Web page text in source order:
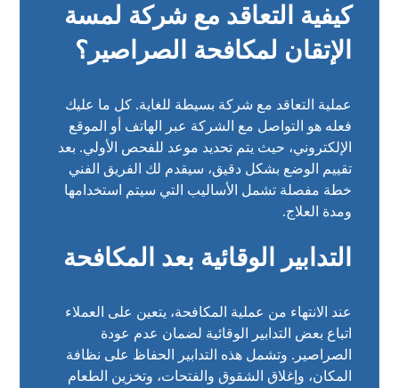
كيفية التعاقد مع شركة لمسة
الإتقان لمكافحة الصراصير؟
عملية التعاقد مع شركة بسيطة للغاية. كل ما عليك
فعله هو التواصل مع الشركة عبر الهاتف أو الموقع
الإلكتروني، حيث يتم تحديد موعد للفحص الأولي. بعد
تقييم الوضع بشكل دقيق، سيقدم لك الفريق الفني
خطة مفصلة تشمل الأساليب التي سيتم استخدامها
ومدة العلاج.
التدابير الوقائية بعد المكافحة
عند الانتهاء من عملية المكافحة، يتعين على العملاء
اتباع بعض التدابير الوقائية لضمان عدم عودة
الصراصير. وتشمل هذه التدابير الحفاظ على نظافة
المكان، وإغلاق الشقوق والفتحات، وتخزين الطعام